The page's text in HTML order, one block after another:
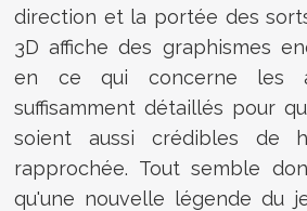
direction et la portée des
3D affiche des graphismes
en ce qui concerne les
suffisamment détaillés pour
soient aussi crédibles de
rapprochée. Tout semble
qu'une nouvelle légende du